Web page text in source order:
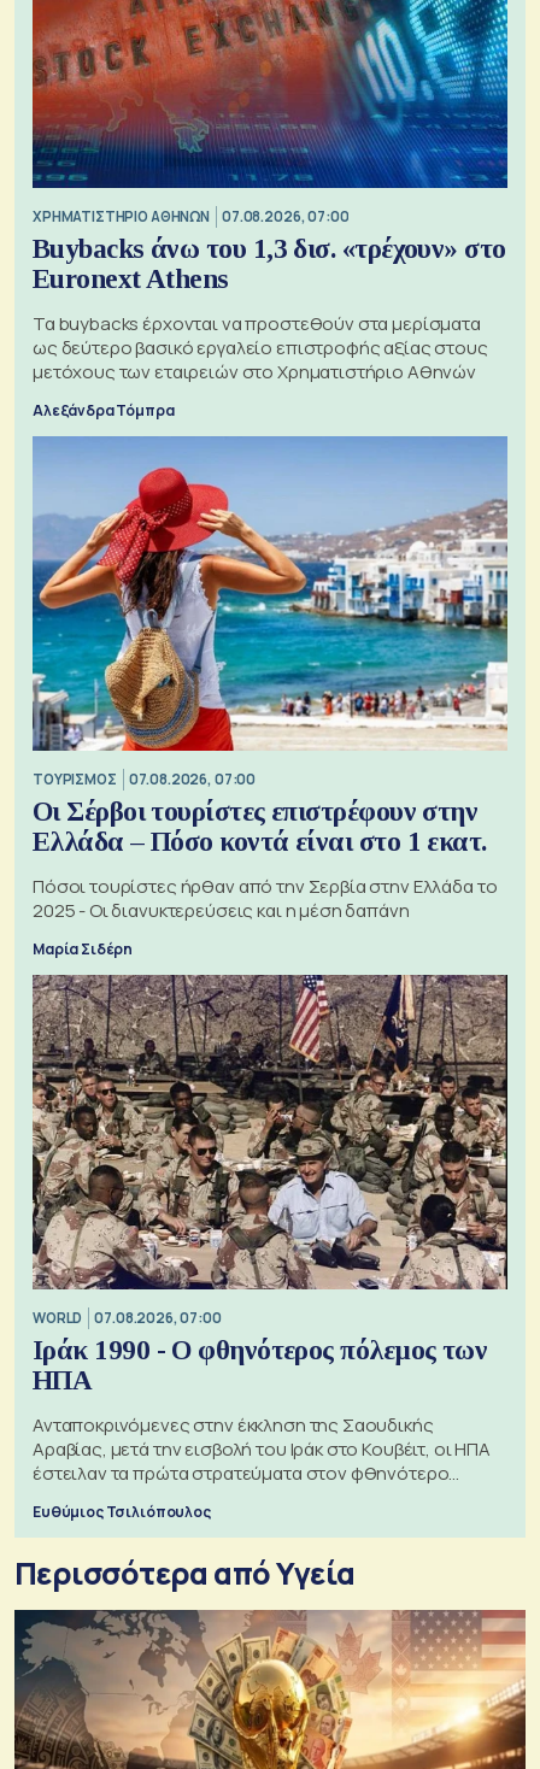
XΡΗΜΑΤΙΣΤΗΡΙΟ ΑΘΗΝΩΝ 07.08.2026, 07:00
Buybacks άνω του 1,3 δισ. «τρέχουν» στο
Euronext Athens
Τα buybacks έρχονται να προστεθούν στα μερίσματα
ως δεύτερο βασικό εργαλείο επιστροφής αξίας στους
μετόχους των εταιρειών στο Χρηματιστήριο Αθηνών
Αλεξάνδρα Τόμπρα
ΤΟΥΡΙΣΜΟΣ 07.08.2026, 07:00
Οι Σέρβοι τουρίστες επιστρέφουν στην
Ελλάδα – Πόσο κοντά είναι στο 1 εκατ.
Πόσοι τουρίστες ήρθαν από την Σερβία στην Ελλάδα το
2025 - Οι διανυκτερεύσεις και η μέση δαπάνη
Μαρία Σιδέρη
WORLD 07.08.2026, 07:00
Ιράκ 1990 - Ο φθηνότερος πόλεμος των
ΗΠΑ
Ανταποκρινόμενες στην έκκληση της Σαουδικής
Αραβίας, μετά την εισβολή του Ιράκ στο Κουβέιτ, οι ΗΠΑ
έστειλαν τα πρώτα στρατεύματα στον φθηνότερο
Ευθύμιος Τσιλιόπουλος
Περισσότερα από Υγεία